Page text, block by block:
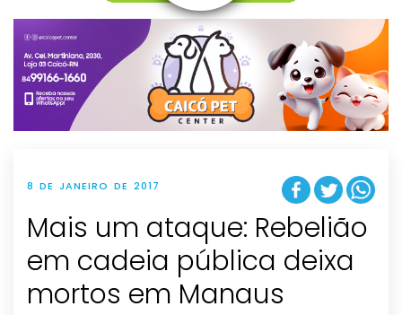
v
g
t
i
o
n
8 DE JANEIRO DE 2017
Mais um ataque: Rebelião
em cadeia pública deixa
mortos em Manaus